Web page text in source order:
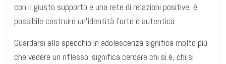
con il giusto supporto e una rete di relazioni positive, è
possibile costruire un’identità forte e autentica.
Guardarsi allo specchio in adolescenza significa molto più
che vedere un riflesso: significa cercare chi si è, chi si